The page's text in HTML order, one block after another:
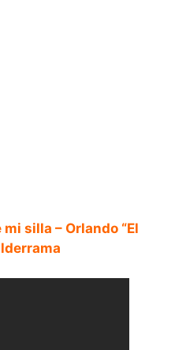
silla – Orlando “El